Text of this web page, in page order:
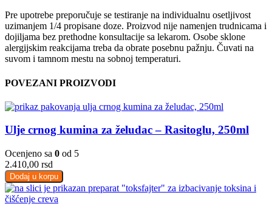
Pre upotrebe preporučuje se testiranje na individualnu osetljivost
uzimanjem 1/4 propisane doze. Proizvod nije namenjen trudnicama i
dojiljama bez prethodne konsultacije sa lekarom. Osobe sklone
alergijskim reakcijama treba da obrate posebnu pažnju. Čuvati na
suvom i tamnom mestu na sobnoj temperaturi.
POVEZANI PROIZVODI
Ulje crnog kumina za želudac – Rasitoglu, 250ml
Ocenjeno sa 0 od 5
2.410,00 rsd
Dodaj u korpu